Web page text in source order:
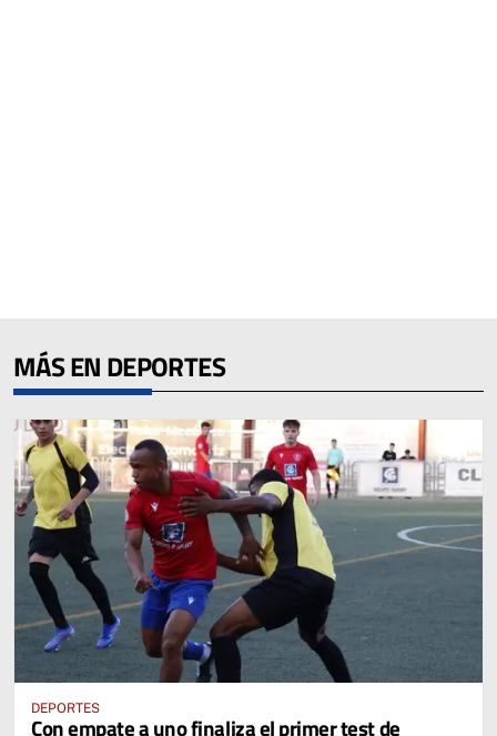
MÁS EN DEPORTES
DEPORTES
Con empate a uno finaliza el primer test de